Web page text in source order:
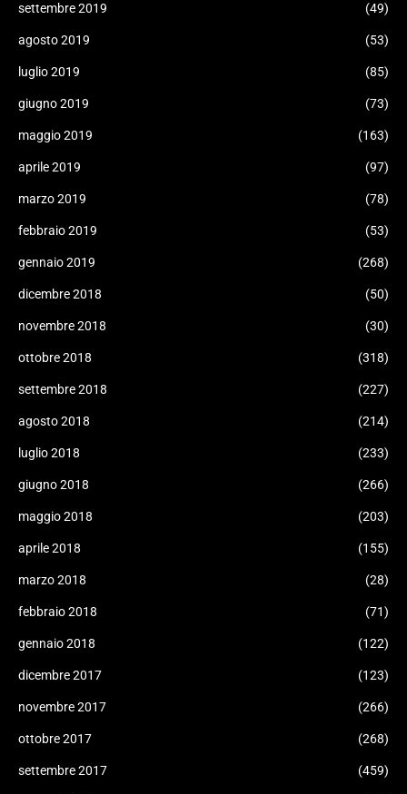
settembre 2019 (49)
agosto 2019 (53)
luglio 2019 (85)
giugno 2019 (73)
maggio 2019 (163)
aprile 2019 (97)
marzo 2019 (78)
febbraio 2019 (53)
gennaio 2019 (268)
dicembre 2018 (50)
novembre 2018 (30)
ottobre 2018 (318)
settembre 2018 (227)
agosto 2018 (214)
luglio 2018 (233)
giugno 2018 (266)
maggio 2018 (203)
aprile 2018 (155)
marzo 2018 (28)
febbraio 2018 (71)
gennaio 2018 (122)
dicembre 2017 (123)
novembre 2017 (266)
ottobre 2017 (268)
settembre 2017 (459)